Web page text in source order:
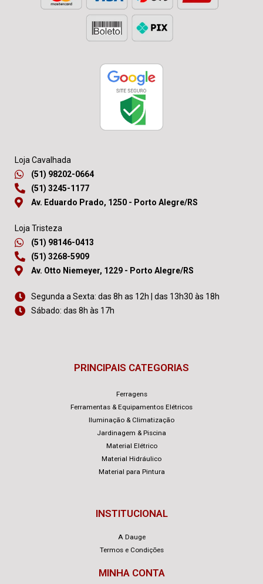
Loja Cavalhada
(51) 98202-0664
(51) 3245-1177
Av. Eduardo Prado, 1250 - Porto Alegre/RS
Loja Tristeza
(51) 98146-0413
(51) 3268-5909
Av. Otto Niemeyer, 1229 - Porto Alegre/RS
Segunda a Sexta: das 8h as 12h | das 13h30 às 18h
Sábado: das 8h às 17h
PRINCIPAIS CATEGORIAS
Ferragens
Ferramentas & Equipamentos Elétricos
Iluminação & Climatização
Jardinagem & Piscina
Material Elétrico
Material Hidráulico
Material para Pintura
INSTITUCIONAL
A Dauge
Termos e Condições
MINHA CONTA